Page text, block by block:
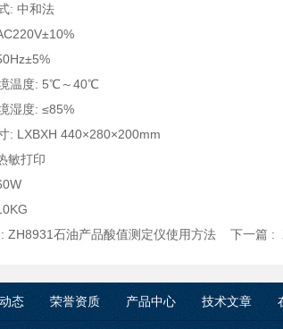
: 中和法
温度: 5℃～40℃
湿度: ≤85%
: LXBXH 440×280×200mm
敏打印
ZH8931石油产品酸值测定仪使用方法 下一篇 :
态 荣誉资质 产品中心 技术文章